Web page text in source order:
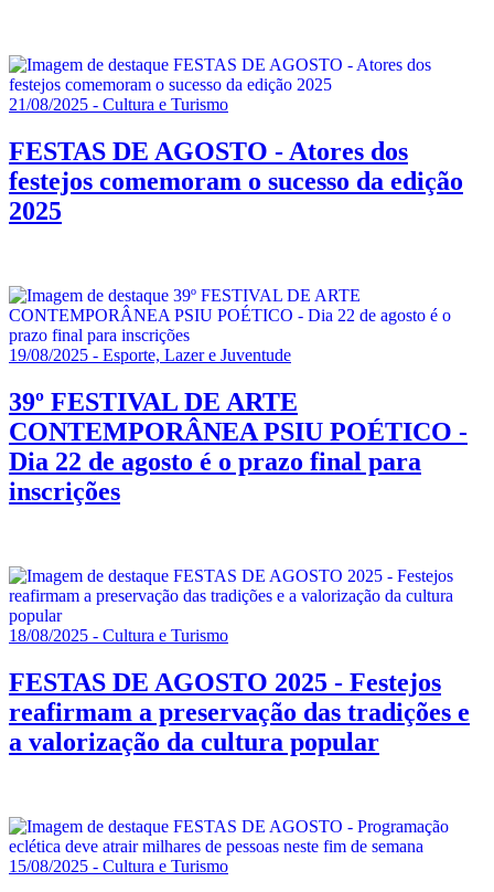
21/08/2025 - Cultura e Turismo
FESTAS DE AGOSTO - Atores dos
festejos comemoram o sucesso da edição
2025
19/08/2025 - Esporte, Lazer e Juventude
39º FESTIVAL DE ARTE
CONTEMPORÂNEA PSIU POÉTICO -
Dia 22 de agosto é o prazo final para
inscrições
18/08/2025 - Cultura e Turismo
FESTAS DE AGOSTO 2025 - Festejos
reafirmam a preservação das tradições e
a valorização da cultura popular
15/08/2025 - Cultura e Turismo